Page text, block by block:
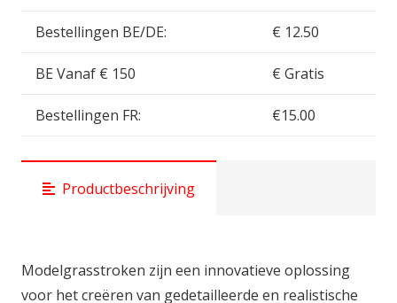
Bestellingen BE/DE: € 12.50
BE Vanaf € 150 € Gratis
Bestellingen FR: €15.00
Productbeschrijving
Modelgrasstroken zijn een innovatieve oplossing
voor het creëren van gedetailleerde en realistische